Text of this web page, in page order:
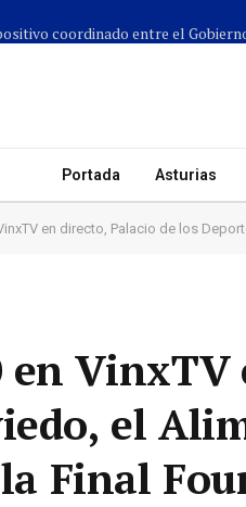
Portada Asturias
en directo, Palacio de los
en
el
Final